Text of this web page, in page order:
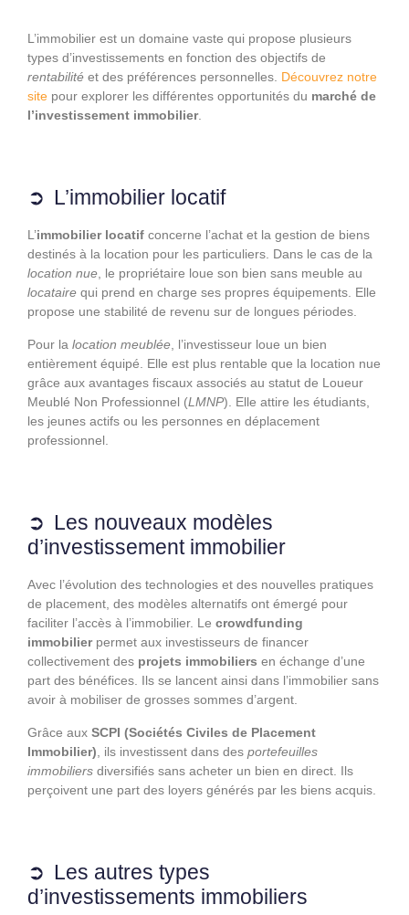
L’immobilier est un domaine vaste qui propose plusieurs
types d’investissements en fonction des objectifs de
rentabilité et des préférences personnelles. Découvrez notre
site pour explorer les différentes opportunités du marché de
l’investissement immobilier.
L’immobilier locatif
L’immobilier locatif concerne l’achat et la gestion de biens
destinés à la location pour les particuliers. Dans le cas de la
location nue , le propriétaire loue son bien sans meuble au
locataire qui prend en charge ses propres équipements. Elle
propose une stabilité de revenu sur de longues périodes.
Pour la location meublée , l’investisseur loue un bien
entièrement équipé. Elle est plus rentable que la location nue
grâce aux avantages fiscaux associés au statut de Loueur
Meublé Non Professionnel (LMNP). Elle attire les étudiants,
les jeunes actifs ou les personnes en déplacement
professionnel.
Les nouveaux modèles
d’investissement immobilier
Avec l’évolution des technologies et des nouvelles pratiques
de placement, des modèles alternatifs ont émergé pour
faciliter l’accès à l’immobilier. Le crowdfunding
immobilier permet aux investisseurs de financer
collectivement des projets immobiliers en échange d’une
part des bénéfices. Ils se lancent ainsi dans l’immobilier sans
avoir à mobiliser de grosses sommes d’argent.
Grâce aux SCPI (Sociétés Civiles de Placement
Immobilier) , ils investissent dans des portefeuilles
immobiliers diversifiés sans acheter un bien en direct. Ils
perçoivent une part des loyers générés par les biens acquis.
Les autres types
d’investissements immobiliers